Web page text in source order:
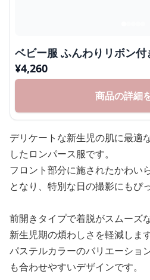
ベビー服 ふんわりリ
¥4,260
商品の詳細
デリケートな新生児の肌に最適
したロンパース服です。
フロント部分に施されたかわい
となり、特別な日の撮影にもぴ
前開きタイプで着脱がスムーズ
新生児期の煩わしさを軽減します
パステルカラーのバリエーショ
も合わせやすいデザインです。